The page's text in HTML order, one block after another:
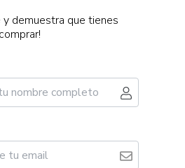
y demuestra que tienes